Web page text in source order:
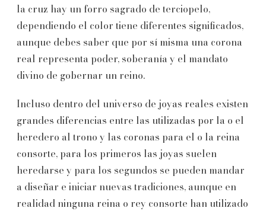
la cruz hay un forro sagrado de terciopelo,
dependiendo el color tiene diferentes significados,
aunque debes saber que por sí misma una corona
real representa poder, soberanía y el mandato
divino de gobernar un reino.
Incluso dentro del universo de joyas reales existen
grandes diferencias entre las utilizadas por la o el
heredero al trono y las coronas para el o la reina
consorte, para los primeros las joyas suelen
heredarse y para los segundos se pueden mandar
a diseñar e iniciar nuevas tradiciones, aunque en
realidad ninguna reina o rey consorte han utilizado